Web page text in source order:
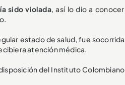
sido violada, así lo dio a
estado de salud, fue
atención médica.
del Instituto